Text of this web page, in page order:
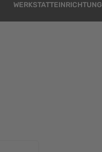
WERKSTATTEINRICHTUNG